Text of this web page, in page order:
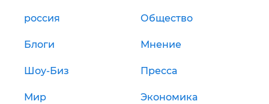
россия Общество
Блоги Мнение
Шоу-Биз Пресса
Мир Экономика